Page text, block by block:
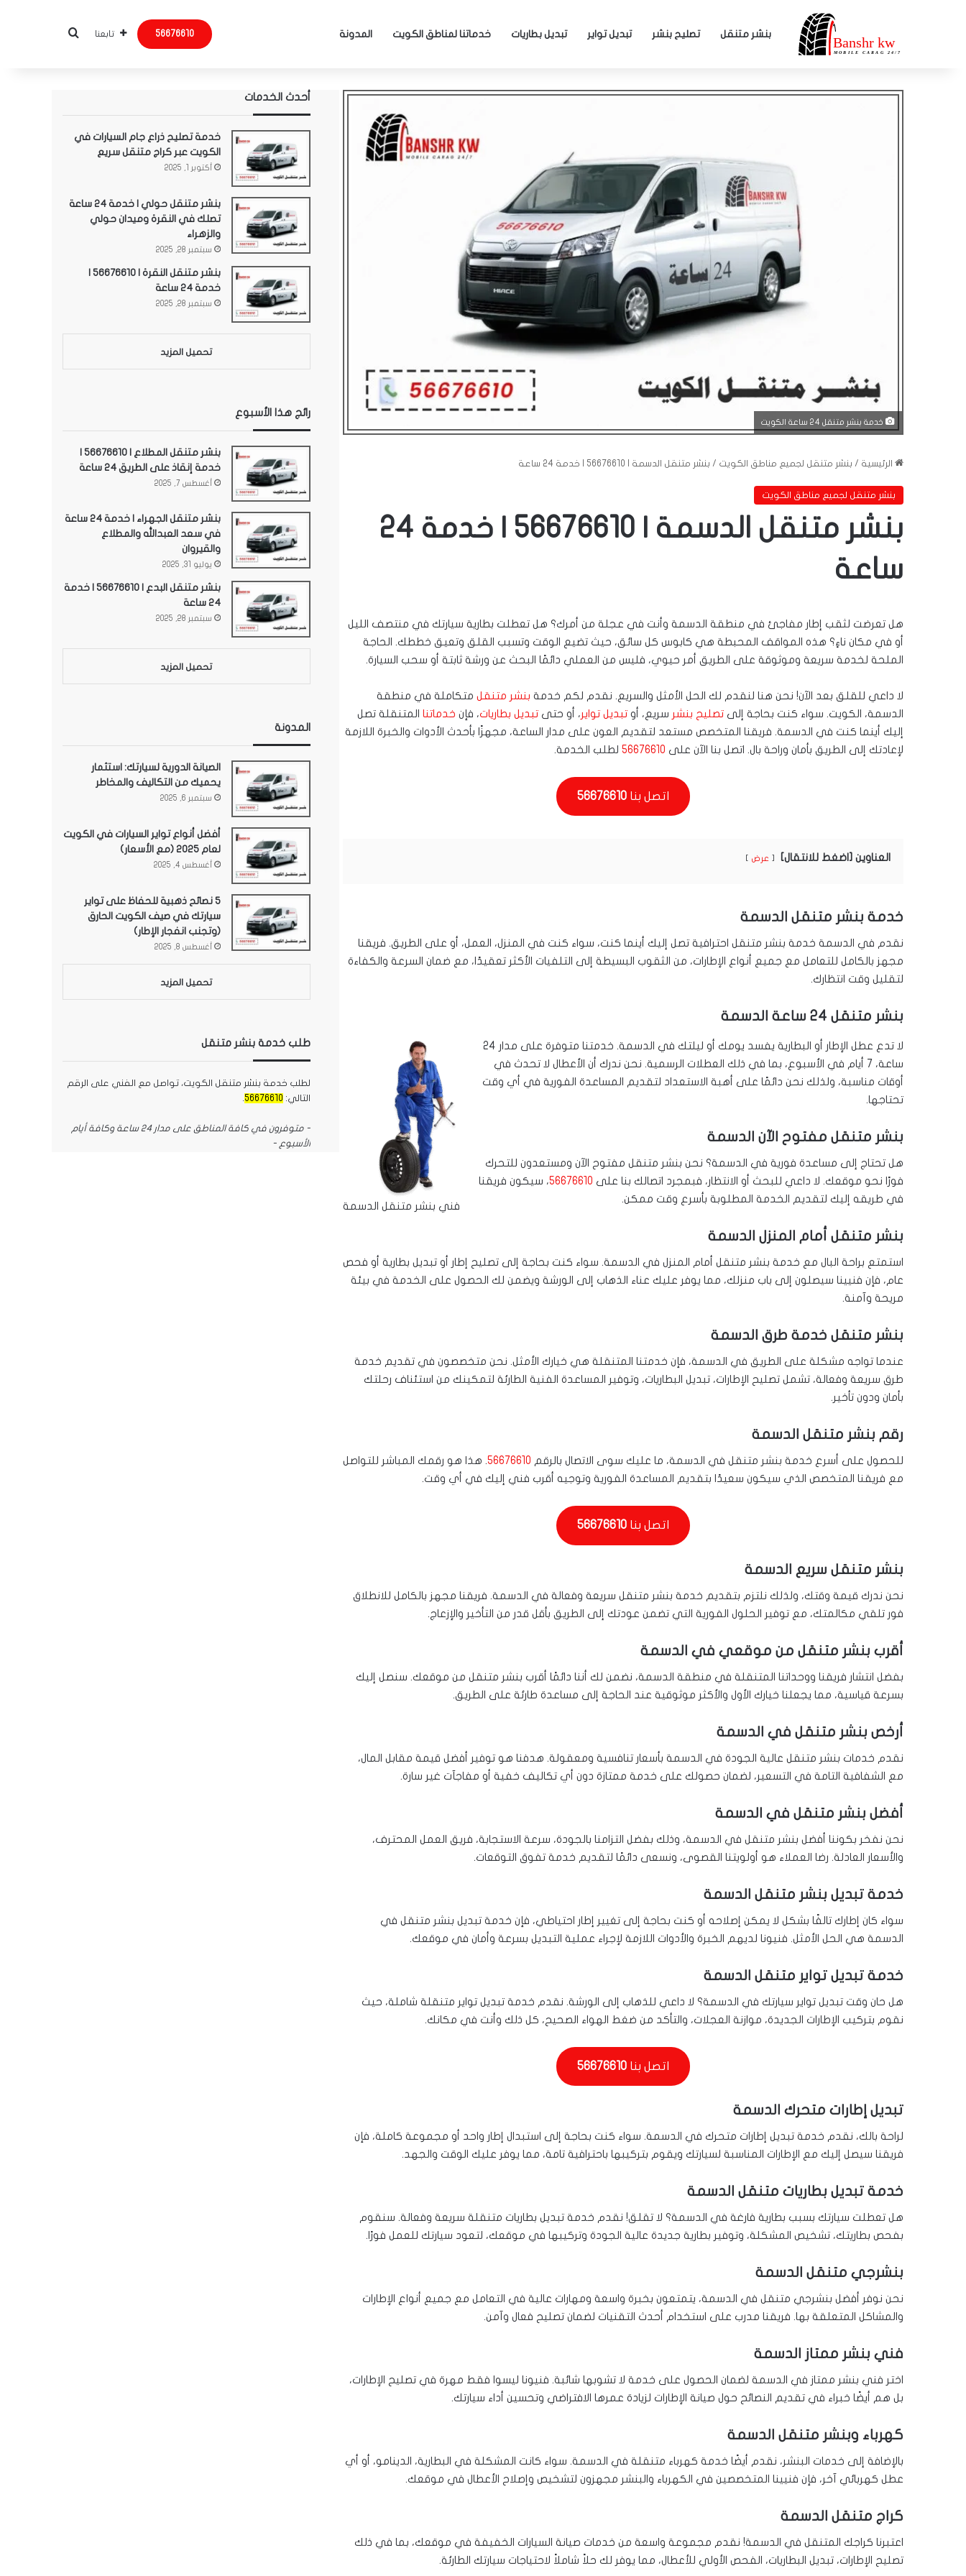
بنشر متنقل تصليح بنشر تبديل تواير تبديل بطاريات خدماتنا لمناطق الكويت المدونة 56676610 تابعنا بحث عن
خدمة بنشر متنقل 24 ساعة الكويت
الرئيسية / بنشر متنقل لجميع مناطق الكويت / بنشر متنقل الدسمة | 56676610 | خدمة 24 ساعة
بنشر متنقل لجميع مناطق الكويت
بنشر متنقل الدسمة | 56676610 | خدمة 24
ساعة
هل تعرضت لثقب إطار مفاجئ في منطقة الدسمة وأنت في عجلة من أمرك؟ هل تعطلت بطارية سيارتك في منتصف الليل
أو في مكان ناءٍ؟ هذه المواقف المحبطة هي كابوس كل سائق، حيث تضيع الوقت وتسبب القلق وتعيق خططك. الحاجة
الملحة لخدمة سريعة وموثوقة على الطريق أمر حيوي، فليس من العملي دائمًا البحث عن ورشة ثابتة أو سحب السيارة.
لا داعي للقلق بعد الآن! نحن هنا لنقدم لك الحل الأمثل والسريع. نقدم لكم خدمة بنشر متنقل متكاملة في منطقة
الدسمة، الكويت. سواء كنت بحاجة إلى تصليح بنشر سريع، أو تبديل تواير، أو حتى تبديل بطاريات، فإن خدماتنا المتنقلة تصل
إليك أينما كنت في الدسمة. فريقنا المتخصص مستعد لتقديم العون على مدار الساعة، مجهزًا بأحدث الأدوات والخبرة اللازمة
لإعادتك إلى الطريق بأمان وراحة بال. اتصل بنا الآن على 56676610 لطلب الخدمة.
اتصل بنا 56676610
العناوين [اضغط للانتقال] عرض
خدمة بنشر متنقل الدسمة
نقدم في الدسمة خدمة بنشر متنقل احترافية تصل إليك أينما كنت، سواء كنت في المنزل، العمل، أو على الطريق. فريقنا
مجهز بالكامل للتعامل مع جميع أنواع الإطارات، من الثقوب البسيطة إلى التلفيات الأكثر تعقيدًا، مع ضمان السرعة والكفاءة
لتقليل وقت انتظارك.
بنشر متنقل 24 ساعة الدسمة
فني بنشر متنقل الدسمة
لا تدع عطل الإطار أو البطارية يفسد يومك أو ليلتك في الدسمة. خدمتنا متوفرة على مدار 24
ساعة، 7 أيام في الأسبوع، بما في ذلك العطلات الرسمية. نحن ندرك أن الأعطال لا تحدث في
أوقات مناسبة، ولذلك نحن دائمًا على أهبة الاستعداد لتقديم المساعدة الفورية في أي وقت
تحتاجها.
بنشر متنقل مفتوح الآن الدسمة
هل تحتاج إلى مساعدة فورية في الدسمة؟ نحن بنشر متنقل مفتوح الآن ومستعدون للتحرك
فورًا نحو موقعك. لا داعي للبحث أو الانتظار، فبمجرد اتصالك بنا على 56676610، سيكون فريقنا
في طريقه إليك لتقديم الخدمة المطلوبة بأسرع وقت ممكن.
بنشر متنقل أمام المنزل الدسمة
استمتع براحة البال مع خدمة بنشر متنقل أمام المنزل في الدسمة. سواء كنت بحاجة إلى تصليح إطار أو تبديل بطارية أو فحص
عام، فإن فنيينا سيصلون إلى باب منزلك، مما يوفر عليك عناء الذهاب إلى الورشة ويضمن لك الحصول على الخدمة في بيئة
مريحة وآمنة.
بنشر متنقل خدمة طرق الدسمة
عندما تواجه مشكلة على الطريق في الدسمة، فإن خدمتنا المتنقلة هي خيارك الأمثل. نحن متخصصون في تقديم خدمة
طرق سريعة وفعالة، تشمل تصليح الإطارات، تبديل البطاريات، وتوفير المساعدة الفنية الطارئة لتمكينك من استئناف رحلتك
بأمان ودون تأخير.
رقم بنشر متنقل الدسمة
للحصول على أسرع خدمة بنشر متنقل في الدسمة، ما عليك سوى الاتصال بالرقم 56676610. هذا هو رقمك المباشر للتواصل
مع فريقنا المتخصص الذي سيكون سعيدًا بتقديم المساعدة الفورية وتوجيه أقرب فني إليك في أي وقت.
اتصل بنا 56676610
بنشر متنقل سريع الدسمة
نحن ندرك قيمة وقتك، ولذلك نلتزم بتقديم خدمة بنشر متنقل سريعة وفعالة في الدسمة. فريقنا مجهز بالكامل للانطلاق
فور تلقي مكالمتك، مع توفير الحلول الفورية التي تضمن عودتك إلى الطريق بأقل قدر من التأخير والإزعاج.
أقرب بنشر متنقل من موقعي في الدسمة
بفضل انتشار فريقنا ووحداتنا المتنقلة في منطقة الدسمة، نضمن لك أننا دائمًا أقرب بنشر متنقل من موقعك. سنصل إليك
بسرعة قياسية، مما يجعلنا خيارك الأول والأكثر موثوقية عند الحاجة إلى مساعدة طارئة على الطريق.
أرخص بنشر متنقل في الدسمة
نقدم خدمات بنشر متنقل عالية الجودة في الدسمة بأسعار تنافسية ومعقولة. هدفنا هو توفير أفضل قيمة مقابل المال،
مع الشفافية التامة في التسعير، لضمان حصولك على خدمة ممتازة دون أي تكاليف خفية أو مفاجآت غير سارة.
أفضل بنشر متنقل في الدسمة
نحن نفخر بكوننا أفضل بنشر متنقل في الدسمة، وذلك بفضل التزامنا بالجودة، سرعة الاستجابة، فريق العمل المحترف،
والأسعار العادلة. رضا العملاء هو أولويتنا القصوى، ونسعى دائمًا لتقديم خدمة تفوق التوقعات.
خدمة تبديل بنشر متنقل الدسمة
سواء كان إطارك تالفًا بشكل لا يمكن إصلاحه أو كنت بحاجة إلى تغيير إطار احتياطي، فإن خدمة تبديل بنشر متنقل في
الدسمة هي الحل الأمثل. فنيونا لديهم الخبرة والأدوات اللازمة لإجراء عملية التبديل بسرعة وأمان في موقعك.
خدمة تبديل تواير متنقل الدسمة
هل حان وقت تبديل تواير سيارتك في الدسمة؟ لا داعي للذهاب إلى الورشة. نقدم خدمة تبديل تواير متنقلة شاملة، حيث
نقوم بتركيب الإطارات الجديدة، موازنة العجلات، والتأكد من ضغط الهواء الصحيح، كل ذلك وأنت في مكانك.
اتصل بنا 56676610
تبديل إطارات متحرك الدسمة
لراحة بالك، نقدم خدمة تبديل إطارات متحرك في الدسمة. سواء كنت بحاجة إلى استبدال إطار واحد أو مجموعة كاملة، فإن
فريقنا سيصل إليك مع الإطارات المناسبة لسيارتك ويقوم بتركيبها باحترافية تامة، مما يوفر عليك الوقت والجهد.
خدمة تبديل بطاريات متنقل الدسمة
هل تعطلت سيارتك بسبب بطارية فارغة في الدسمة؟ لا تقلق! نقدم خدمة تبديل بطاريات متنقلة سريعة وفعالة. سنقوم
بفحص بطاريتك، تشخيص المشكلة، وتوفير بطارية جديدة عالية الجودة وتركيبها في موقعك، لتعود سيارتك للعمل فورًا.
بنشرجي متنقل الدسمة
نحن نوفر أفضل بنشرجي متنقل في الدسمة، يتمتعون بخبرة واسعة ومهارات عالية في التعامل مع جميع أنواع الإطارات
والمشاكل المتعلقة بها. فريقنا مدرب على استخدام أحدث التقنيات لضمان تصليح فعال وآمن.
فني بنشر ممتاز الدسمة
اختر فني بنشر ممتاز في الدسمة لضمان الحصول على خدمة لا تشوبها شائبة. فنيونا ليسوا فقط مهرة في تصليح الإطارات،
بل هم أيضًا خبراء في تقديم النصائح حول صيانة الإطارات لزيادة عمرها الافتراضي وتحسين أداء سيارتك.
كهرباء وبنشر متنقل الدسمة
بالإضافة إلى خدمات البنشر، نقدم أيضًا خدمة كهرباء متنقلة في الدسمة. سواء كانت المشكلة في البطارية، الدينامو، أو أي
عطل كهربائي آخر، فإن فنيينا المتخصصين في الكهرباء والبنشر مجهزون لتشخيص وإصلاح الأعطال في موقعك.
كراج متنقل الدسمة
اعتبرنا كراجك المتنقل في الدسمة! نقدم مجموعة واسعة من خدمات صيانة السيارات الخفيفة في موقعك، بما في ذلك
تصليح الإطارات، تبديل البطاريات، الفحص الأولي للأعطال، مما يوفر لك حلاً شاملاً لاحتياجات سيارتك الطارئة.
أحدث الخدمات
خدمة تصليح ذراع جام السيارات في
الكويت عبر كراج متنقل سريع
أكتوبر 1, 2025
بنشر متنقل حولي | خدمة 24 ساعة
تصلك في النقرة وميدان حولي
والزهراء
سبتمبر 28, 2025
خدمة 24 ساعة
سبتمبر 28, 2025
تحميل المزيد
رائج هذا الأسبوع
بنشر متنقل المطلاع | 56676610 |
خدمة إنقاذ على الطريق 24 ساعة
أغسطس 7, 2025
بنشر متنقل الجهراء | خدمة 24 ساعة
في سعد العبدالله والمطلاع
والقيروان
يوليو 31, 2025
بنشر متنقل البدع | 56676610 | خدمة
24 ساعة
سبتمبر 28, 2025
تحميل المزيد
المدونة
الصيانة الدورية لسيارتك: استثمار
يحميك من التكاليف والمخاطر
سبتمبر 6, 2025
أفضل أنواع تواير السيارات في الكويت
لعام 2025 (مع الأسعار)
أغسطس 4, 2025
5 نصائح ذهبية للحفاظ على تواير
سيارتك في صيف الكويت الحارق
(وتجنب انفجار الإطار)
أغسطس 8, 2025
تحميل المزيد
طلب خدمة بنشر متنقل
لطلب خدمة بنشر متنقل الكويت، تواصل مع الفني على الرقم
التالي: 56676610
.
- متوفرون في كافة المناطق على مدار 24 ساعة وكافة أيام
الأسبوع -